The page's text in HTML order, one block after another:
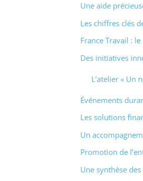
Une aide
Les chiffres clés
France Travail :
Des initiatives
L’atelier « Un
Événements
Les solutions
Un
Promotion de
Une synthèse